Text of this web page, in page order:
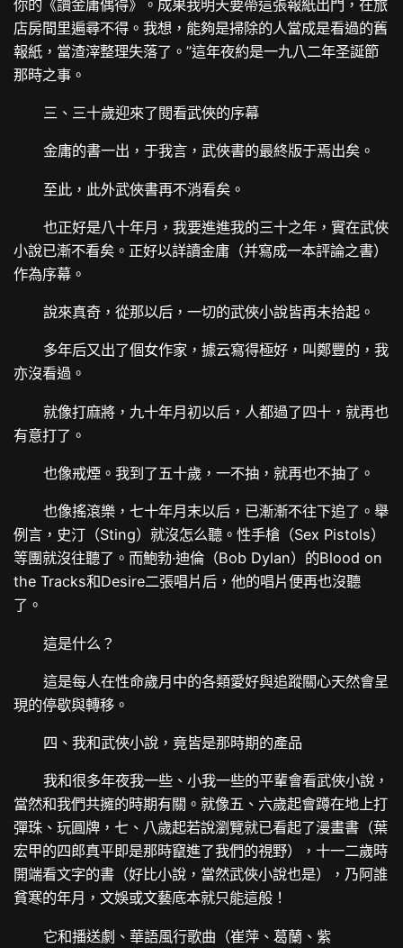
你的《讀金庸偶得》。成果我明天要帶這張報紙出門，在旅
店房間里遍尋不得。我想，能夠是掃除的人當成是看過的舊
報紙，當渣滓整理失落了。”這年夜約是一九八二年圣誕節
那時之事。
三、三十歲迎來了閱看武俠的序幕
金庸的書一出，于我言，武俠書的最終版于焉出矣。
至此，此外武俠書再不消看矣。
也正好是八十年月，我要進進我的三十之年，實在武俠
小說已漸不看矣。正好以詳讀金庸（并寫成一本評論之書）
作為序幕。
說來真奇，從那以后，一切的武俠小說皆再未拾起。
多年后又出了個女作家，據云寫得極好，叫鄭豐的，我
亦沒看過。
就像打麻將，九十年月初以后，人都過了四十，就再也
有意打了。
也像戒煙。我到了五十歲，一不抽，就再也不抽了。
也像搖滾樂，七十年月末以后，已漸漸不往下追了。舉
例言，史汀（Sting）就沒怎么聽。性手槍（Sex Pistols）
等團就沒往聽了。而鮑勃·迪倫（Bob Dylan）的Blood on
the Tracks和Desire二張唱片后，他的唱片便再也沒聽
了。
這是什么？
這是每人在性命歲月中的各類愛好與追蹤關心天然會呈
現的停歇與轉移。
四、我和武俠小說，竟皆是那時期的產品
我和很多年夜我一些、小我一些的平輩會看武俠小說，
當然和我們共擁的時期有關。就像五、六歲起會蹲在地上打
彈珠、玩圓牌，七、八歲起若說瀏覽就已看起了漫畫書（葉
宏甲的四郎真平即是那時竄進了我們的視野），十一二歲時
開端看文字的書（好比小說，當然武俠小說也是），乃阿誰
貧寒的年月，文娛或文藝底本就只能這般！
它和播送劇、華語風行歌曲（崔萍、葛蘭、紫